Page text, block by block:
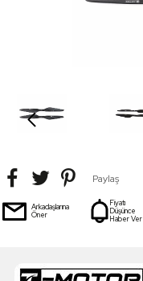
Paylaş
Arkadaşlarına
Öner
Fiyatı
Düşünce
Haber Ver